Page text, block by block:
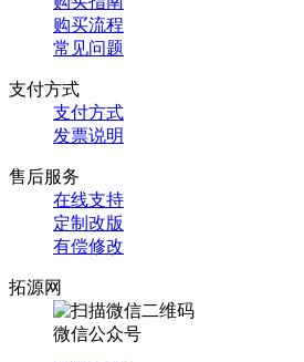
购买流程
常见问题
支付方式
支付方式
发票说明
售后服务
在线支持
定制改版
有偿修改
拓源网
微信公众号